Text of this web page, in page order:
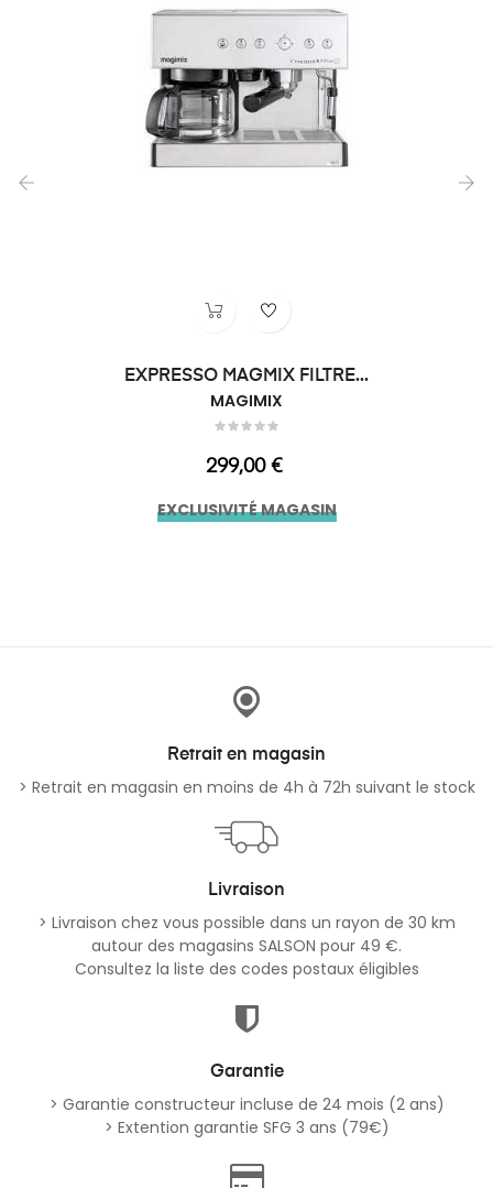
EXPRESSO MAGMIX FILTRE...
MAGIMIX
Prix
299,00 €
EXCLUSIVITÉ MAGASIN
Retrait en magasin
> Retrait en magasin en moins de 4h à 72h suivant le stock
Livraison
> Livraison chez vous possible dans un rayon de 30 km
autour des magasins SALSON pour 49 €.
Consultez la liste des codes postaux éligibles
Garantie
> Garantie constructeur incluse de 24 mois (2 ans)
> Extention garantie SFG 3 ans (79€)